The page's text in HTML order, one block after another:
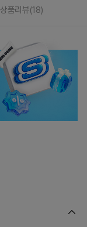
상품리뷰(18)